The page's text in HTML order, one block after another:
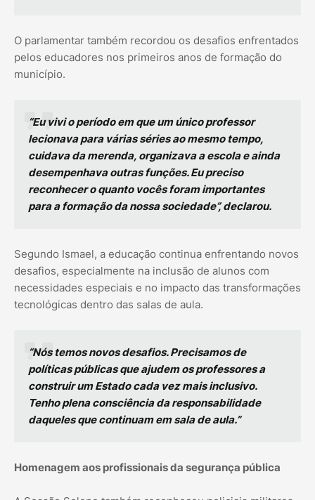
O parlamentar também recordou os desafios enfrentados
pelos educadores nos primeiros anos de formação do
município.
“Eu vivi o período em que um único professor
lecionava para várias séries ao mesmo tempo,
cuidava da merenda, organizava a escola e ainda
desempenhava outras funções. Eu preciso
reconhecer o quanto vocês foram importantes
para a formação da nossa sociedade”, declarou.
Segundo Ismael, a educação continua enfrentando novos
desafios, especialmente na inclusão de alunos com
necessidades especiais e no impacto das transformações
tecnológicas dentro das salas de aula.
“Nós temos novos desafios. Precisamos de
políticas públicas que ajudem os professores a
construir um Estado cada vez mais inclusivo.
Tenho plena consciência da responsabilidade
daqueles que continuam em sala de aula.”
Homenagem aos profissionais da segurança pública